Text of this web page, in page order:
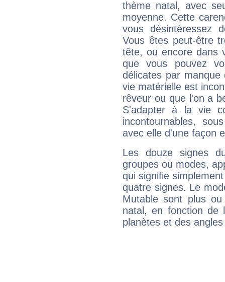
thème natal, avec
moyenne. Cette
vous désintéressez
Vous êtes peut-être
tête, ou encore dans
que vous pouvez
délicates par
vie matérielle est
rêveur ou que l'on a
S'adapter à la vie
incontournables,
avec elle d'une façon
Les douze signes
groupes ou modes,
qui signifie
quatre signes. Le
Mutable sont plus
natal, en fonction de
planètes et des